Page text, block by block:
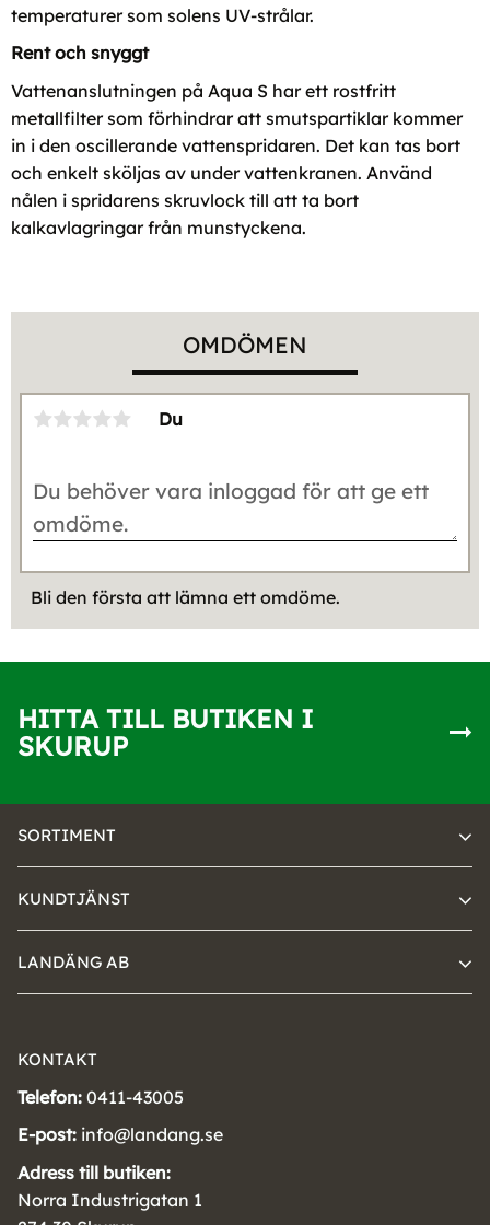
temperaturer som solens UV-strålar.
Rent och snyggt
Vattenanslutningen på Aqua S har ett rostfritt
metallfilter som förhindrar att smutspartiklar kommer
in i den oscillerande vattenspridaren. Det kan tas bort
och enkelt sköljas av under vattenkranen. Använd
nålen i spridarens skruvlock till att ta bort
kalkavlagringar från munstyckena.
OMDÖMEN
Du
Bli den första att lämna ett omdöme.
HITTA TILL BUTIKEN I
SKURUP
SORTIMENT
KUNDTJÄNST
LANDÄNG AB
KONTAKT
Telefon: 0411-43005
E-post: info@landang.se
Adress till butiken:
Norra Industrigatan 1